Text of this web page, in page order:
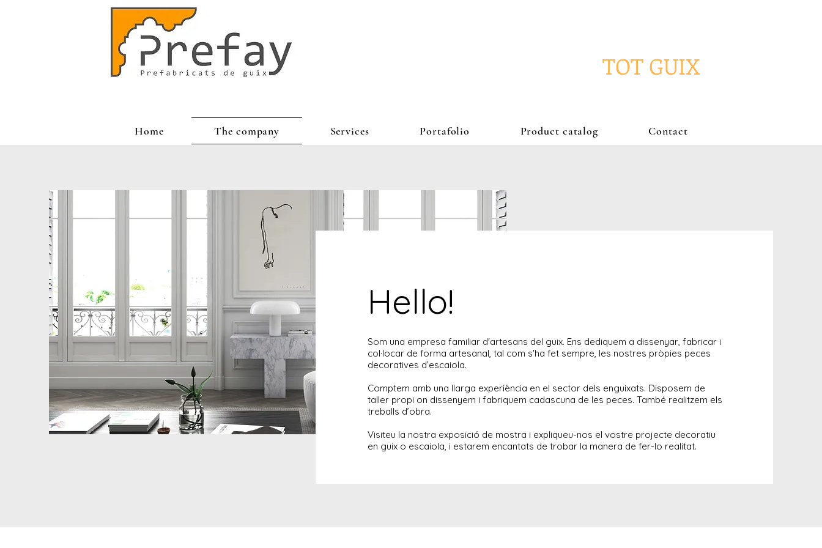
TOT GUIX
Home The company Services Portafolio Product catalog Contact
Hello!
Som una empresa familiar d'artesans del guix. Ens dediquem a dissenyar, fabricar i
col·locar de forma artesanal, tal com s'ha fet sempre, les nostres pròpies peces
decoratives d’escaiola.
Comptem amb una llarga experiència en el sector dels enguixats. Disposem de
taller propi on dissenyem i fabriquem cadascuna de les peces. També realitzem els
treballs d’obra.
Visiteu la nostra exposició de mostra i expliqueu-nos el vostre projecte decoratiu
en guix o escaiola, i estarem encantats de trobar la manera de fer-lo realitat.